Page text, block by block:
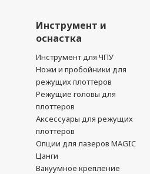
Инструмент и
оснастка
Инструмент для ЧПУ
Ножи и пробойники для
режущих плоттеров
Режущие головы для
плоттеров
Аксессуары для режущих
плоттеров
Опции для лазеров MAGIC
Цанги
Вакуумное крепление